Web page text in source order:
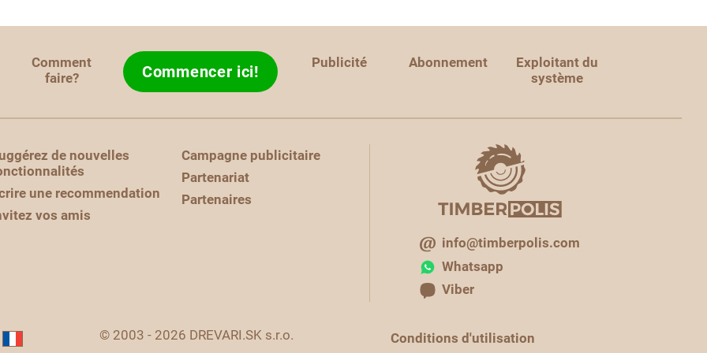
Comment
faire?
Commencer ici! Publicité Abonnement
Exploitant du
système
de nouvelles
une recommendation
vos amis
Campagne publicitaire
Partenariat
Partenaires
info@timberpolis.com
Whatsapp
Viber
© 2003 - 2026 DREVARI.SK s.r.o. Conditions d'utilisation